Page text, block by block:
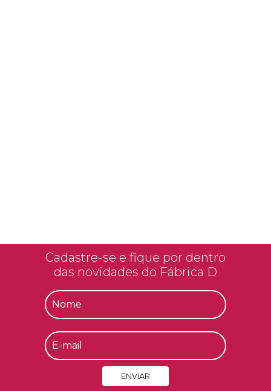
Cadastre-se e fique por dentro
das novidades do Fábrica D
ENVIAR